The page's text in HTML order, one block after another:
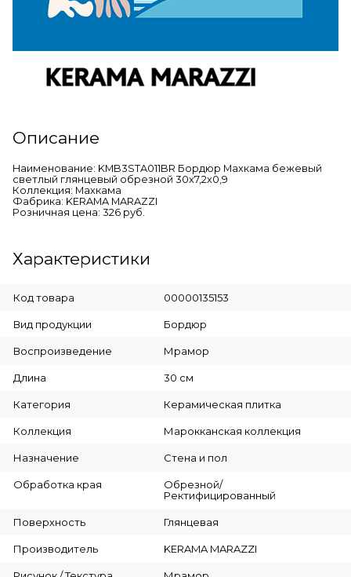
Описание
Наименование: KMB3STA011BR Бордюр Махкама бежевый
светлый глянцевый обрезной 30x7,2x0,9
Коллекция: Махкама
Фабрика: KERAMA MARAZZI
Розничная цена: 326 руб.
Характеристики
Код товара 00000135153
Вид продукции Бордюр
Воспроизведение Мрамор
Длина 30 см
Категория Керамическая плитка
Коллекция Марокканская коллекция
Назначение Стена и пол
Обработка края
Обрезной/
Ректифицированный
Поверхность Глянцевая
Производитель KERAMA MARAZZI